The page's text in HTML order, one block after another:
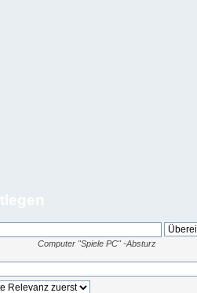
Computer "Spiele PC" -Absturz